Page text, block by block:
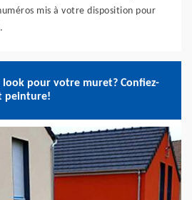
mis à votre disposition pour
look pour votre muret? Confiez-
peinture!